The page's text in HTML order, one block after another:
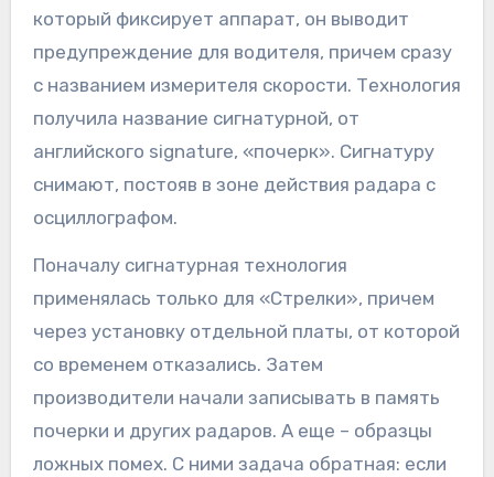
который фиксирует аппарат, он выводит
предупреждение для водителя, причем сразу
с названием измерителя скорости. Технология
получила название сигнатурной, от
английского signature, «почерк». Сигнатуру
снимают, постояв в зоне действия радара с
осциллографом.
Поначалу сигнатурная технология
применялась только для «Стрелки», причем
через установку отдельной платы, от которой
со временем отказались. Затем
производители начали записывать в память
почерки и других радаров. А еще – образцы
ложных помех. С ними задача обратная: если